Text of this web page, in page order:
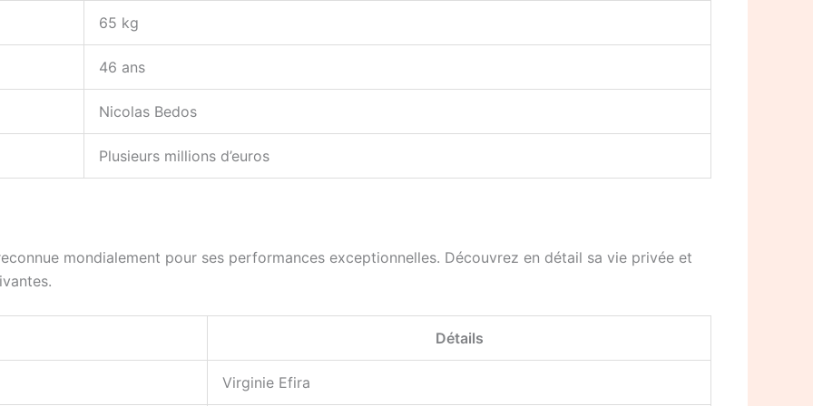
65 kg
46 ans
Nicolas Bedos
Plusieurs millions d’euros
mondialement pour ses performances exceptionnelles. Découvrez en détail sa vie privée et
Détails
Virginie Efira